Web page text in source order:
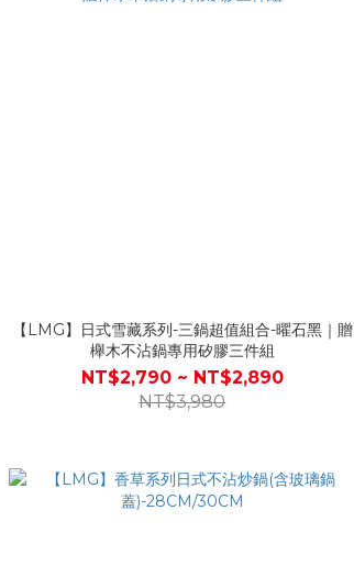
【LMG】日式雪藏系列-三鍋超值組合-曜石黑｜贈
櫸木不沾鍋專用矽膠三件組
NT$2,790 ~ NT$2,890
NT$3,980